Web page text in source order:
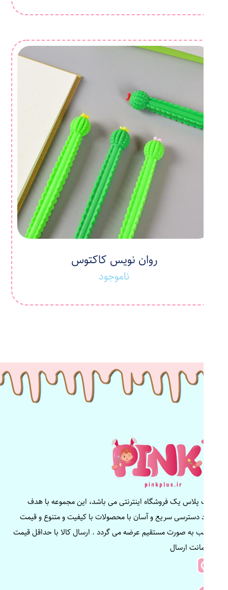
روان نویس کاکتوس
ناموجود
پینک پلاس یک فروشگاه اینترنتی می باشد، این مجموعه با هدف
ایجاد دسترسی سریع و آسان با محصولات با کیفیت و متنوع و قیمت
مناسب به صورت مستقیم عرضه می گردد . ارسال کالا با حداقل قیمت
و ضمانت ارسال